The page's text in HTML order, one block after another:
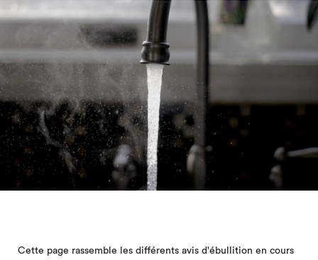
Cette page rassemble les différents avis d'ébullition en cours